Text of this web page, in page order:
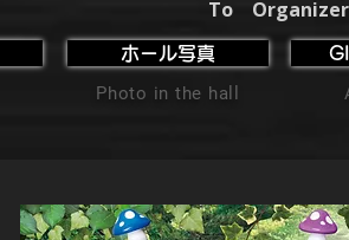
To
ホール写真
Photo in the hall